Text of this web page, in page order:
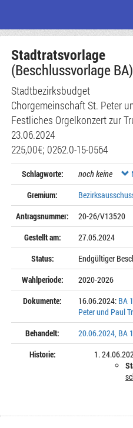
Seiteninhalt
Stadtratsvorlage
(Beschlussvorlage BA)
Stadtbezirksbudget
Chorgemeinschaft St. Peter
Festliches Orgelkonzert zur
23.06.2024
225,00€; 0262.0-15-0564
Schlagworte: noch keine
Gremium:
Antragsnummer:
20-26/V13520
Gestellt am:
27.05.2024
Status:
Endgültiger
Wahlperiode:
2020-2026
Dokumente:
16.06.2024: BA
Peter und Paul
Behandelt:
20.06.2024, BA
Historie: